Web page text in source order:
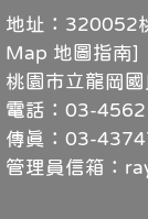
地址：320052
Map 地圖指南]
桃園市立龍岡
電話：03-
傳真：03-
管理員信箱：